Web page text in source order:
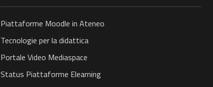
Piattaforme Moodle in Ateneo
Tecnologie per la didattica
Portale Video Mediaspace
Status Piattaforme Elearning